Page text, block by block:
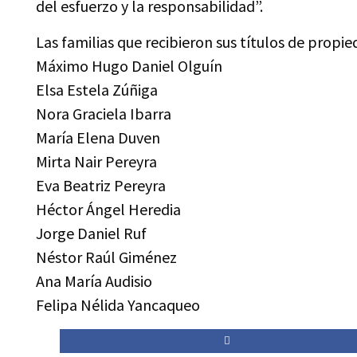
del esfuerzo y la responsabilidad”.
Las familias que recibieron sus títulos de
Máximo Hugo Daniel Olguín
Elsa Estela Zúñiga
Nora Graciela Ibarra
María Elena Duven
Mirta Nair Pereyra
Eva Beatriz Pereyra
Héctor Ángel Heredia
Jorge Daniel Ruf
Néstor Raúl Giménez
Ana María Audisio
Felipa Nélida Yancaqueo